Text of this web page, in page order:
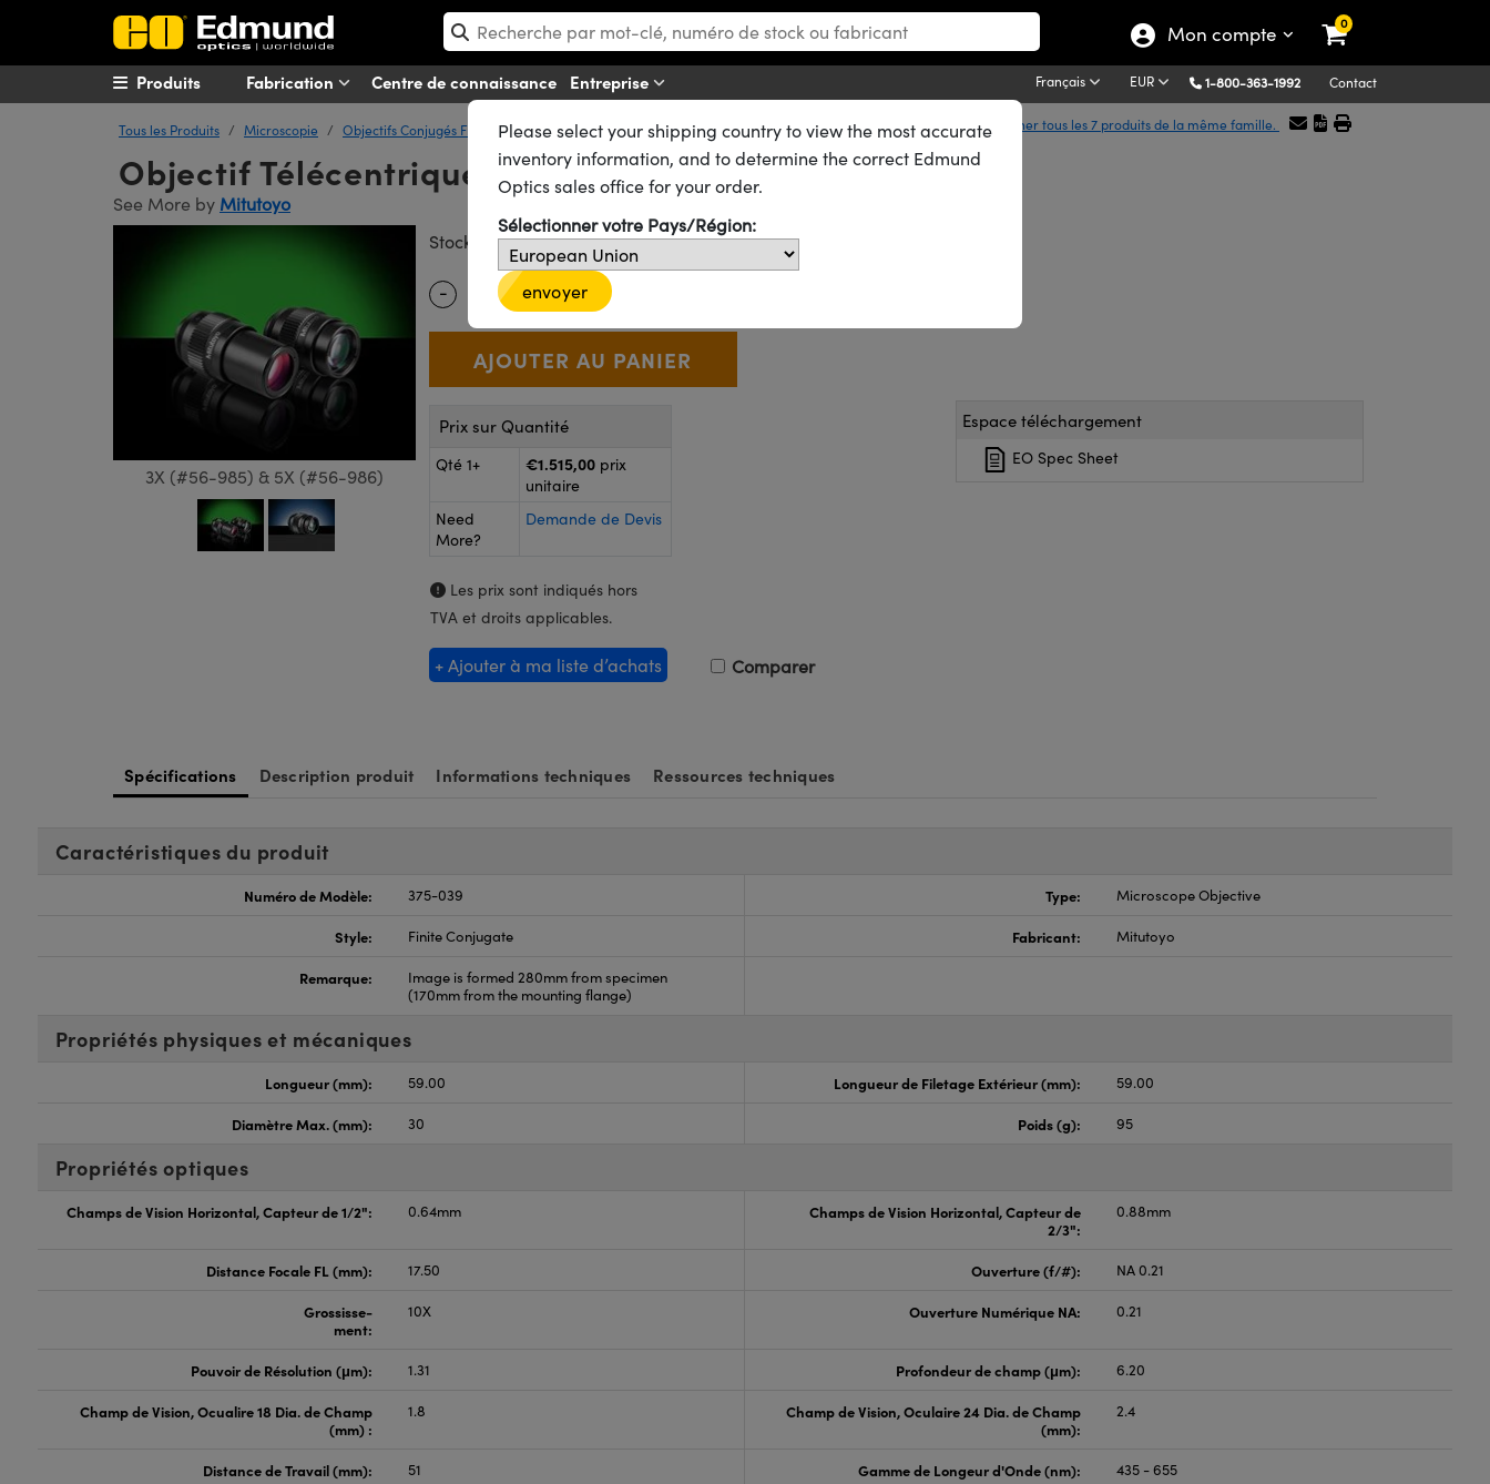
Mon compte 0
Fabrication Centre de connaissance Entreprise Français EUR 1-800-363-1992 Contact
Produits
Tous les Produits Microscopie Objectifs Conjugés Finis Objectifs Télécentriques Mitutoyo Afficher tous les 7 produits de la même famille.
Objectif Télécentrique Mitutoyo 10X
See More by Mitutoyo
3X (#56-985) & 5X (#56-986)
Stock #56-987 2 In Stock
Quantity Selector
- Use the plus and minus buttons to adjust the quantity.
+ €1.515
Prix sur Quantité
Qté 1+ €1.515,00 prix
unitaire
Need
More?
Demande de Devis
Les prix sont indiqués hors
TVA et droits applicables.
+ Ajouter à ma liste d’achats Comparer
Espace téléchargement
EO Spec Sheet
Spécifications Description produit Informations techniques Ressources techniques
Caractéristiques du produit
Numéro de Modèle: 375-039 Type: Microscope Objective
Style: Finite Conjugate Fabricant: Mitutoyo
Remarque:
Image is formed 280mm from specimen
(170mm from the mounting flange)
Propriétés physiques et mécaniques
Longueur (mm): 59.00 Longueur de Filetage Extérieur (mm): 59.00
Diamètre Max. (mm): 30 Poids (g): 95
Propriétés optiques
Champs de Vision Horizontal, Capteur de 1/2": 0.64mm
Champs de Vision Horizontal, Capteur de
2/3":
0.88mm
Distance Focale FL (mm): 17.50 Ouverture (f/#): NA 0.21
Grossisse-
ment:
10X Ouverture Numérique NA: 0.21
Pouvoir de Résolution (μm): 1.31 Profondeur de champ (μm): 6.20
Champ de Vision, Ocualire 18 Dia. de Champ
(mm) :
1.8
Champ de Vision, Oculaire 24 Dia. de Champ
(mm):
2.4
Distance de Travail (mm): 51 Gamme de Longeur d'Onde (nm): 435 - 655
Please select your shipping country to view the most accurate
inventory information, and to determine the correct Edmund
Optics sales office for your order.
Sélectionner votre Pays/Région:
envoyer